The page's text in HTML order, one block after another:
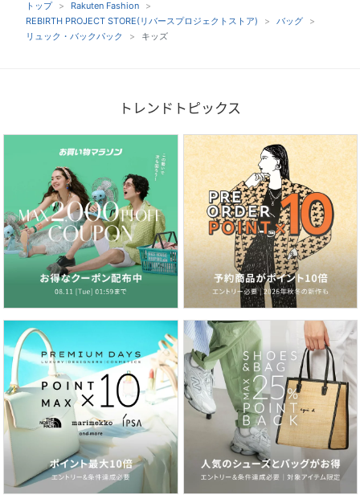
トップ
Rakuten Fashion
REBIRTH PROJECT STORE(リバースプロジェクトストア)
バッグ
リュック・バックパック
キッズ
トレンドトピックス